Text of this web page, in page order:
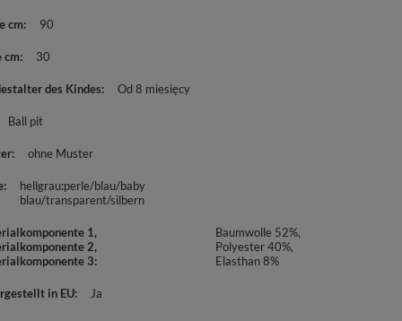
cm 90
cm 30
des Kindes Od 8 miesięcy
Ball pit
ohne Muster
hellgrau:perle/blau/baby
blau/transparent/silbern
1,
2,
3
Baumwolle 52%,
Polyester 40%,
Elasthan 8%
in EU Ja